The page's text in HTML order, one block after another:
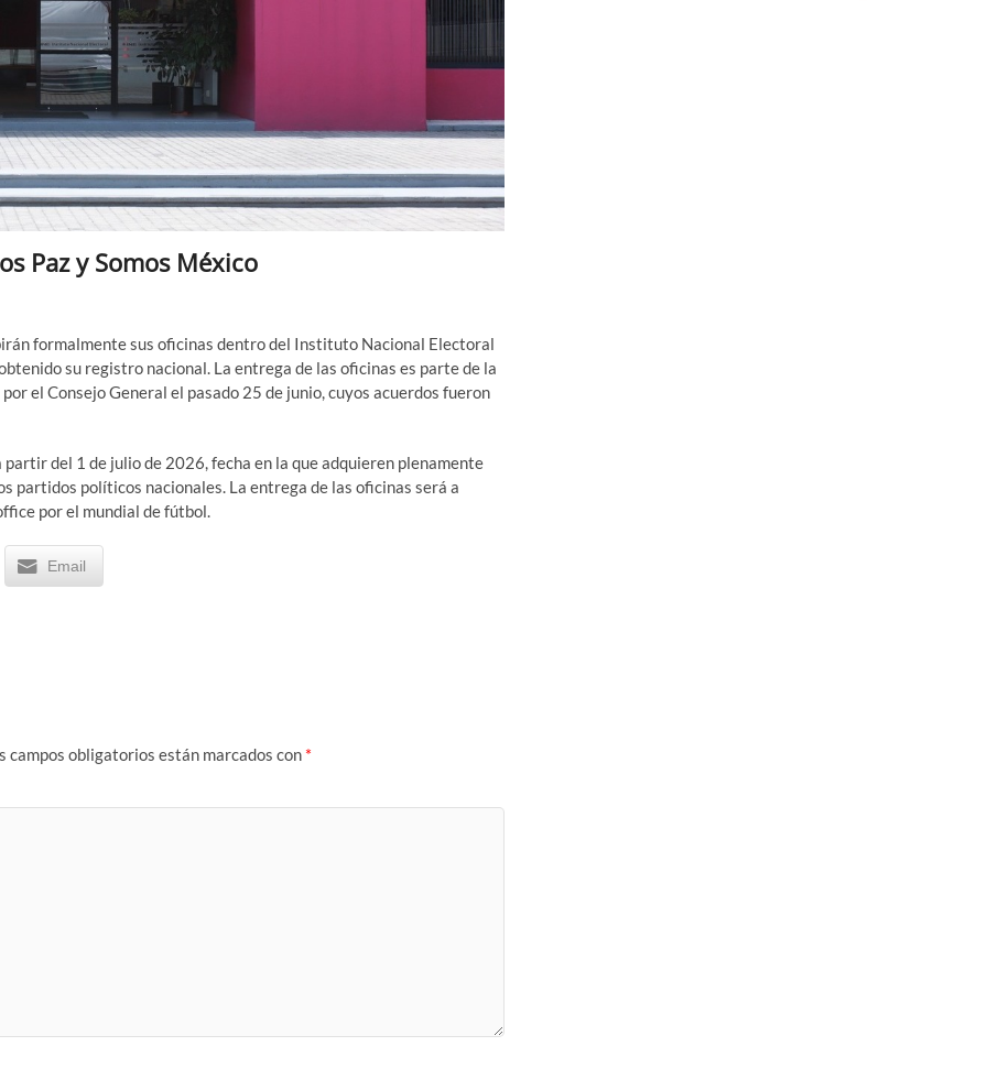
Paz y Somos México
formalmente sus oficinas dentro del Instituto Nacional Electoral
su registro nacional. La entrega de las oficinas es parte de la
el Consejo General el pasado 25 de junio, cuyos acuerdos fueron
del 1 de julio de 2026, fecha en la que adquieren plenamente
partidos políticos nacionales. La entrega de las oficinas será a
por el mundial de fútbol.
Email
campos obligatorios están marcados con *